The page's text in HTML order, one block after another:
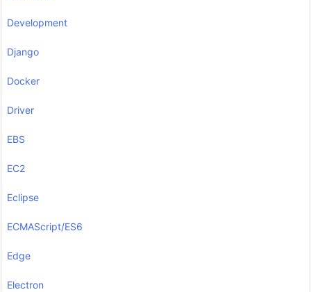
Development
Django
Docker
Driver
EBS
EC2
Eclipse
ECMAScript/ES6
Edge
Electron